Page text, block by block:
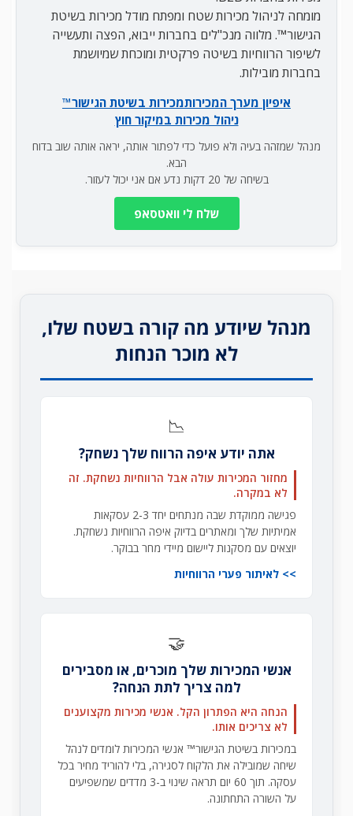
מומחה לניהול מכירות שטח ומפתח מודל מכירות בשיטת
הגישור™. מלווה מנכ"לים בחברות ייבוא, הפצה ותעשייה
לשיפור הרווחיות בשיטה פרקטית ומוכחת שמיושמת
בחברות מובילות.
איפיון מערך המכירותמכירות בשיטת הגישור™
ניהול מכירות במיקור חוץ
מנהל שמזהה בעיה ולא פועל כדי לפתור אותה, יראה אותה שוב בדוח
הבא.
בשיחה של 20 דקות נדע אם אני יכול לעזור.
שלח לי וואטסאפ
מנהל שיודע מה קורה בשטח שלו,
לא מוכר הנחות
📉
אתה יודע איפה הרווח שלך נשחק?
מחזור המכירות עולה אבל הרווחיות נשחקת. זה
לא במקרה.
פגישה ממוקדת שבה מנתחים יחד 2-3 עסקאות
אמיתיות שלך ומאתרים בדיוק איפה הרווחיות נשחקת.
יוצאים עם מסקנות ליישום מיידי מחר בבוקר.
לאיתור פערי הרווחיות
🤝
אנשי המכירות שלך מוכרים, או מסבירים
למה צריך לתת הנחה?
הנחה היא הפתרון הקל. אנשי מכירות מקצוענים
לא צריכים אותו.
במכירות בשיטת הגישור™ אנשי המכירות לומדים לנהל
שיחה שמובילה את הלקוח לסגירה, בלי להוריד מחיר בכל
עסקה. תוך 60 יום תראה שינוי ב-3 מדדים שמשפיעים
על השורה התחתונה.